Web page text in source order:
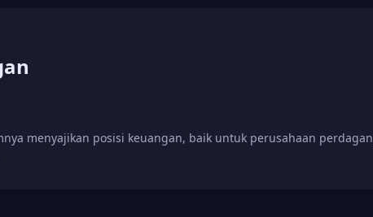
menyajikan posisi keuangan, baik untuk perusahaan